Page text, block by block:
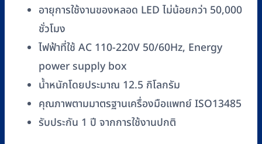
อายุการใช้งานของหลอด LED ไม่น้อยกว่า 50,000
ชั่วโมง
ไฟฟ้าที่ใช้ AC 110-220V 50/60Hz, Energy
power supply box
น้ำหนักโดยประมาณ 12.5 กิโลกรัม
คุณภาพตามมาตรฐานเครื่องมือแพทย์ ISO13485
รับประกัน 1 ปี จากการใช้งานปกติ